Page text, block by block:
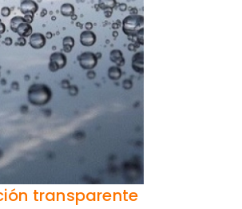
transparente